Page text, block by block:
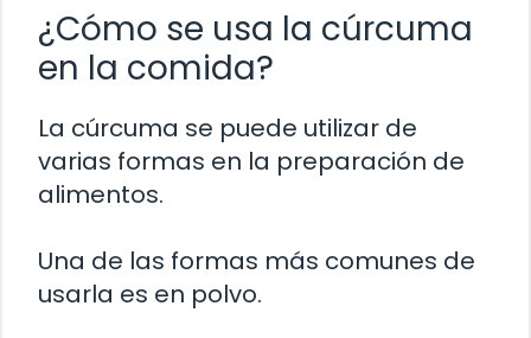
¿Cómo se usa la cúrcuma
en la comida?
La cúrcuma se puede utilizar de
varias formas en la preparación de
alimentos.
Una de las formas más comunes de
usarla es en polvo.